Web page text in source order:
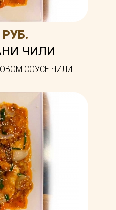
РУБ.
ЧИЛИ
СОУСЕ ЧИЛИ